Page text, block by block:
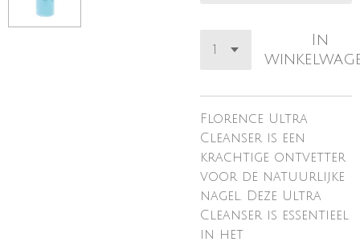
In
Florence Ultra
Cleanser is een
krachtige ontvetter
voor de natuurlijke
nagel. Deze Ultra
Cleanser is essentieel
in het